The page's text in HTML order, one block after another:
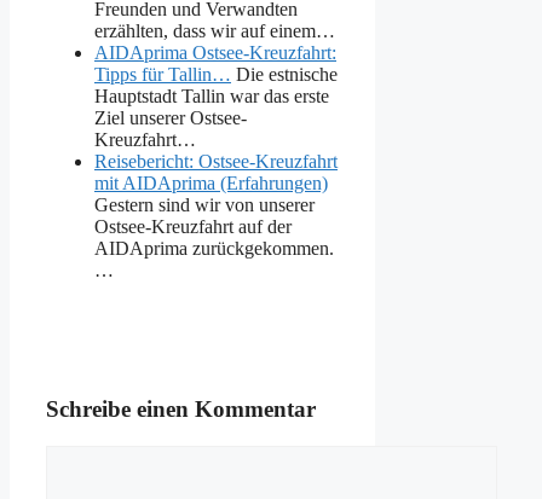
Freunden und Verwandten
erzählten, dass wir auf einem…
AIDAprima Ostsee-Kreuzfahrt:
Tipps für Tallin… Die estnische
Hauptstadt Tallin war das erste
Ziel unserer Ostsee-
Kreuzfahrt…
Reisebericht: Ostsee-Kreuzfahrt
mit AIDAprima (Erfahrungen)
Gestern sind wir von unserer
Ostsee-Kreuzfahrt auf der
AIDAprima zurückgekommen.
…
Schreibe einen Kommentar